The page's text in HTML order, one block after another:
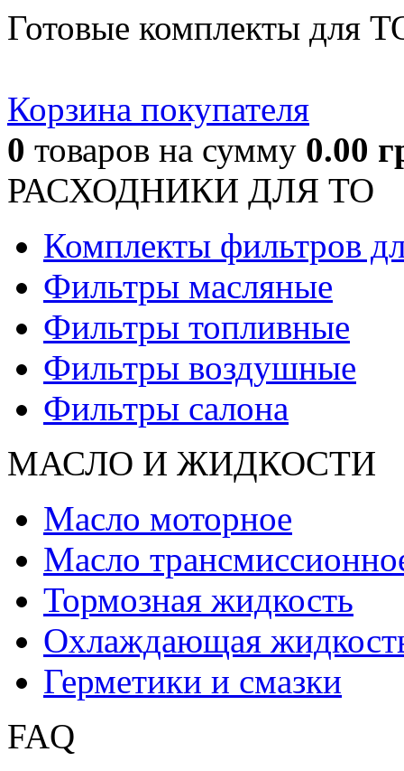
Готовые комплекты для
Корзина покупателя
0 товаров на сумму 0.00
РАСХОДНИКИ ДЛЯ ТО
Комплекты фильтров
Фильтры масляные
Фильтры топливные
Фильтры воздушные
Фильтры салона
МАСЛО И ЖИДКОCТИ
Масло моторное
Масло
Тормозная жидкость
Охлаждающая
Герметики и смазки
FAQ